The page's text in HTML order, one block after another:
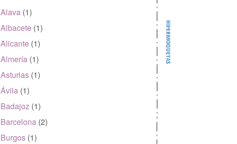
Alava (1)
Albacete (1)
Alicante (1)
Almería (1)
Asturias (1)
Ávila (1)
Badajoz (1)
Barcelona (2)
Burgos (1)